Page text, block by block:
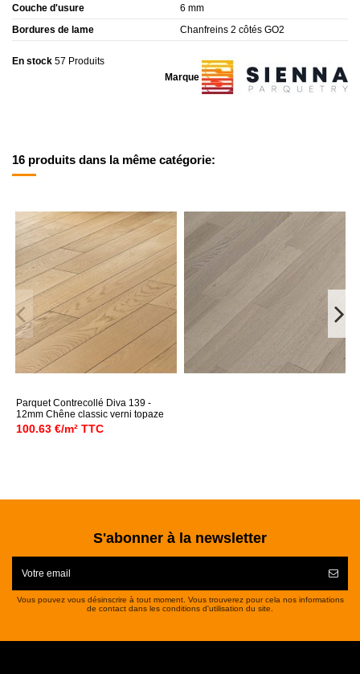
Couche d'usure
6 mm
Bordures de lame
Chanfreins 2 côtés GO2
Marque
En stock 57 Produits
16 produits dans la même catégorie:
Parquet Contrecollé Diva 139 -
12mm Chêne classic verni topaze
100.63 €/m² TTC
S'abonner à la newsletter
Vous pouvez vous désinscrire à tout moment. Vous trouverez pour cela nos informations
de contact dans les conditions d'utilisation du site.